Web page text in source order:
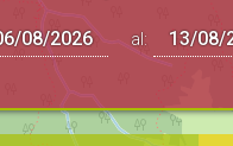
al: